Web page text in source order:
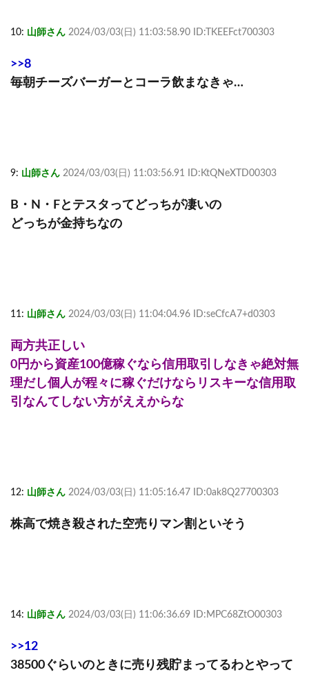
10: 山師さん 2024/03/03(日) 11:03:58.90 ID:TKEEFct700303
>>8
毎朝チーズバーガーとコーラ飲まなきゃ…
9: 山師さん 2024/03/03(日) 11:03:56.91 ID:KtQNeXTD00303
B・N・Fとテスタってどっちが凄いの
どっちが金持ちなの
11: 山師さん 2024/03/03(日) 11:04:04.96 ID:seCfcA7+d0303
両方共正しい
0円から資産100億稼ぐなら信用取引しなきゃ絶対無
理だし個人が程々に稼ぐだけならリスキーな信用取
引なんてしない方がええからな
12: 山師さん 2024/03/03(日) 11:05:16.47 ID:0ak8Q27700303
株高で焼き殺された空売りマン割といそう
14: 山師さん 2024/03/03(日) 11:06:36.69 ID:MPC68ZtO00303
>>12
38500ぐらいのときに売り残貯まってるわとやって